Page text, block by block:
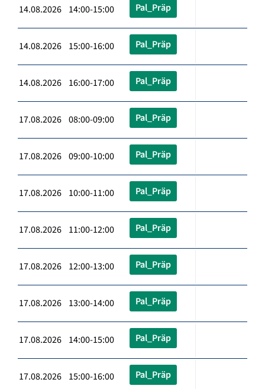
14.08.2026 14:00-15:00 Pal_Präp
14.08.2026 15:00-16:00 Pal_Präp
14.08.2026 16:00-17:00 Pal_Präp
17.08.2026 08:00-09:00 Pal_Präp
17.08.2026 09:00-10:00 Pal_Präp
17.08.2026 10:00-11:00 Pal_Präp
17.08.2026 11:00-12:00 Pal_Präp
17.08.2026 12:00-13:00 Pal_Präp
17.08.2026 13:00-14:00 Pal_Präp
17.08.2026 14:00-15:00 Pal_Präp
17.08.2026 15:00-16:00 Pal_Präp